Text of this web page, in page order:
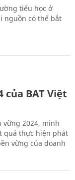
tiểu học ở
nguồn có thể bắt
BAT Việt
vững 2024, minh
quả thực hiện phát
vững của doanh